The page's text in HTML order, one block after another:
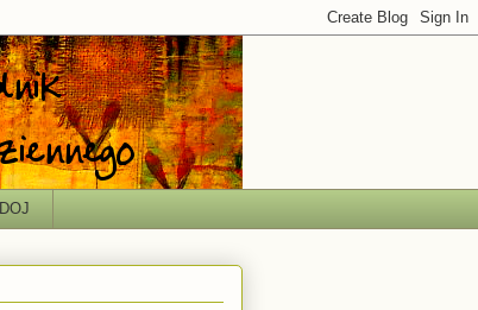
DOJ